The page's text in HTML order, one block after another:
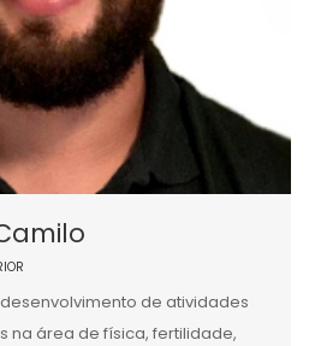
de atividades
na área de física, fertilidade,